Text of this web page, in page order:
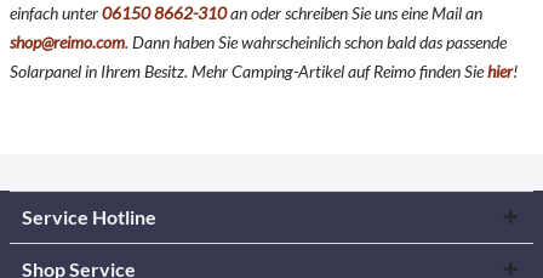
einfach unter06150 8662-310an oder schreiben Sie uns eine Mail an
shop@reimo.com. Dann haben Sie wahrscheinlich schon bald das passende
Solarpanel in Ihrem Besitz. Mehr Camping-Artikel auf Reimo finden Siehier!
Service Hotline
Shop Service